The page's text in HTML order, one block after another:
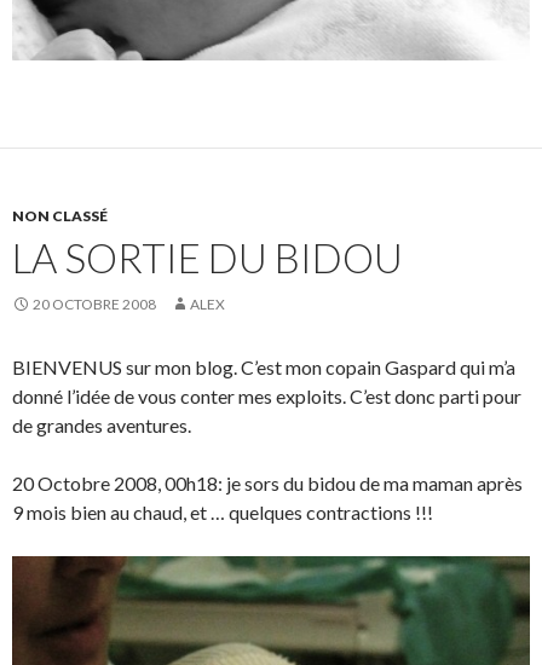
NON CLASSÉ
LA SORTIE DU BIDOU
20 OCTOBRE 2008 ALEX
BIENVENUS sur mon blog. C’est mon copain Gaspard qui m’a
donné l’idée de vous conter mes exploits. C’est donc parti pour
de grandes aventures.
20 Octobre 2008, 00h18: je sors du bidou de ma maman après
9 mois bien au chaud, et … quelques contractions !!!